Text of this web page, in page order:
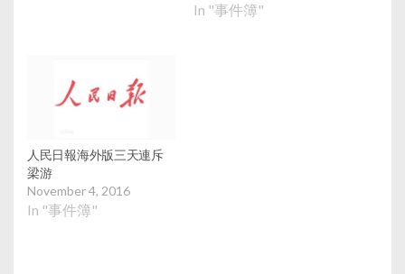
In "事件簿"
人民日報海外版三天連斥
梁游
November 4, 2016
In "事件簿"